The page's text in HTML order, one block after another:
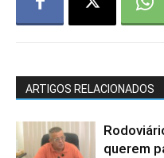
ARTIGOS RELACIONADOS
querem